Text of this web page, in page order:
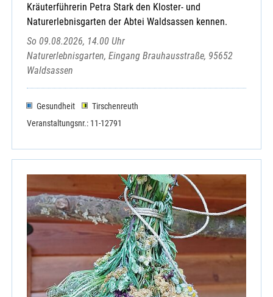
Kräuterführerin Petra Stark den Kloster- und
Naturerlebnisgarten der Abtei Waldsassen kennen.
So 09.08.2026, 14.00 Uhr
Naturerlebnisgarten, Eingang Brauhausstraße, 95652
Waldsassen
Gesundheit
Tirschenreuth
Veranstaltungsnr.: 11-12791